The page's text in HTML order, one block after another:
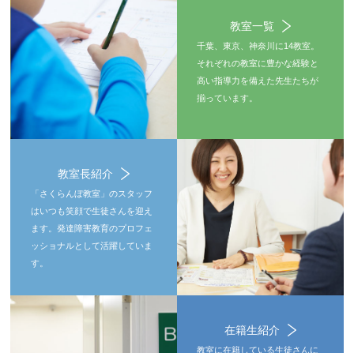
教室一覧
千葉、東京、神奈川に14教室。
それぞれの教室に豊かな経験と
高い指導力を備えた先生たちが
揃っています。
教室長紹介
「さくらんぼ教室」のスタッフ
はいつも笑顔で生徒さんを迎え
ます。発達障害教育のプロフェ
ッショナルとして活躍していま
す。
在籍生紹介
教室に在籍している生徒さんに